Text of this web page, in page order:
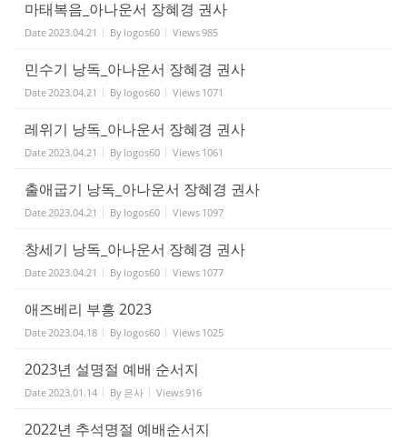
마태복음_아나운서 장혜경 권사
Date2023.04.21 By logos60 Views985
민수기 낭독_아나운서 장혜경 권사
Date2023.04.21 By logos60 Views 1071
레위기 낭독_아나운서 장혜경 권사
Date2023.04.21 By logos60 Views 1061
출애굽기 낭독_아나운서 장혜경 권사
Date2023.04.21 By logos60 Views 1097
창세기 낭독_아나운서 장혜경 권사
Date2023.04.21 By logos60 Views 1077
애즈베리 부흥 2023
Date2023.04.18 By logos60 Views 1025
2023년 설명절 예배 순서지
Date2023.01.14 By 은사 Views916
2022년 추석명절 예배순서지